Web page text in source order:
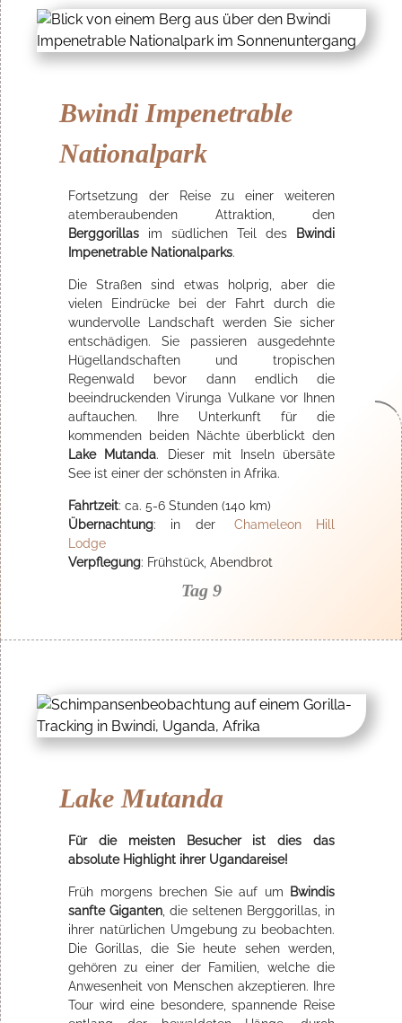
Bwindi Impenetrable
Nationalpark
Fortsetzung der Reise zu einer weiteren
atemberaubenden Attraktion, den
Berggorillas im südlichen Teil des
Bwindi
Impenetrable Nationalparks.
Die Straßen sind etwas holprig, aber die
vielen Eindrücke bei der Fahrt durch die
wundervolle Landschaft werden Sie sicher
entschädigen. Sie passieren ausgedehnte
Hügellandschaften und tropischen
Regenwald bevor dann endlich die
beeindruckenden Virunga Vulkane vor Ihnen
auftauchen. Ihre Unterkunft für die
kommenden beiden Nächte überblickt den
Lake Mutanda. Dieser mit Inseln übersäte
See ist einer der schönsten in Afrika.
Fahrtzeit: ca. 5-6 Stunden (140 km)
Übernachtung: in der
Chameleon Hill
Lodge
Verpflegung: Frühstück, Abendbrot
Tag 9
Lake Mutanda
Für die meisten Besucher ist dies das
absolute Highlight ihrer Ugandareise!
Früh morgens brechen Sie auf um
Bwindis
sanfte Giganten, die seltenen Berggorillas, in
ihrer natürlichen Umgebung zu beobachten.
Die Gorillas, die Sie heute sehen werden,
gehören zu einer der Familien, welche die
Anwesenheit von Menschen akzeptieren. Ihre
Tour wird eine besondere, spannende Reise